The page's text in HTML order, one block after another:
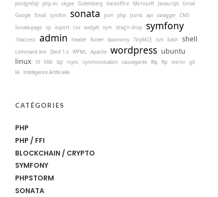
postgreSql php.ini skype Gutemberg backoffice Microsoft Javascript
Gmail
Google
Email symfon sonata json php Jsonb api swagger
CMS
Sonata-page
sp export csv widget sym drag'n drop symfony
.htaccess admin header footer taxonomy TinyMCE svn bash shell
command line Zend 1.x WPML Apache wordpress ubuntu
linux
VI VIM Sql rsync synchronisation sauvegarde lftp ftp mirror
git
IA
Intelligence Artificielle
CATÉGORIES
PHP
PHP / FFI
BLOCKCHAIN / CRYPTO
SYMFONY
PHPSTORM
SONATA